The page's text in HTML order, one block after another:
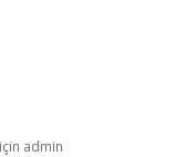
için admin